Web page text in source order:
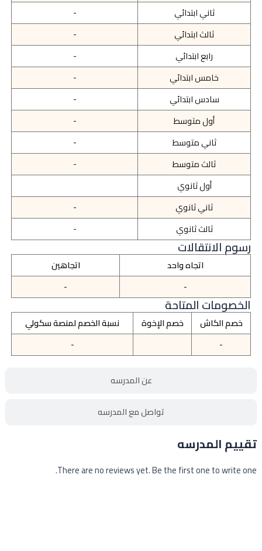
عن المدرسه
تواصل مع المدرسه
ثاني ابتدائي
-
ثالث ابتدائي
-
رابع ابتدائي
-
خامس ابتدائي
-
سادس ابتدائي
-
أول متوسط
-
ثاني متوسط
-
ثالث متوسط
-
أول ثانوي
ثاني ثانوي
-
ثالث ثانوي
-
رسوم الانتقالات
اتجاه واحد
اتجاهين
-
-
الخصومات المتاحة
خصم الكاش خصم الإخوة
نسبة الخصم لمنصة سكولي
-
-
تقييم المدرسه
There are no reviews yet. Be the first one to write one.